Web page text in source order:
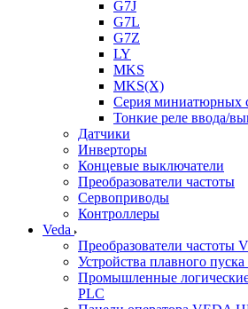
G7J
G7L
G7Z
LY
MKS
MKS(X)
Серия миниатюрных
Тонкие реле ввода/
Датчики
Инверторы
Концевые выключатели
Преобразователи частоты
Сервоприводы
Контроллеры
Veda
Преобразователи частоты
Устройства плавного
Промышленные
PLC